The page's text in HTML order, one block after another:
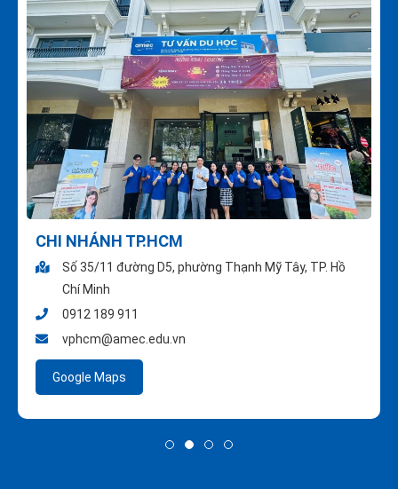
CHI NHÁNH TP.HCM
Số 35/11 đường D5, phường Thạnh Mỹ Tây, TP. Hồ
Chí Minh
0912 189 911
vphcm@amec.edu.vn
Google Maps